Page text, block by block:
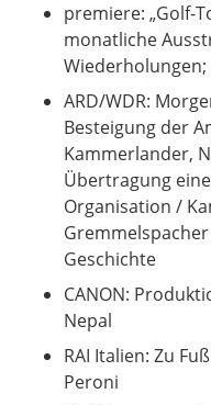
premiere: „Golf-
monatliche
Wiederholungen;
ARD/WDR:
Besteigung der
Kammerlander,
Übertragung
Organisation /
Geschichte
CANON:
Nepal
RAI Italien: Zu
Peroni